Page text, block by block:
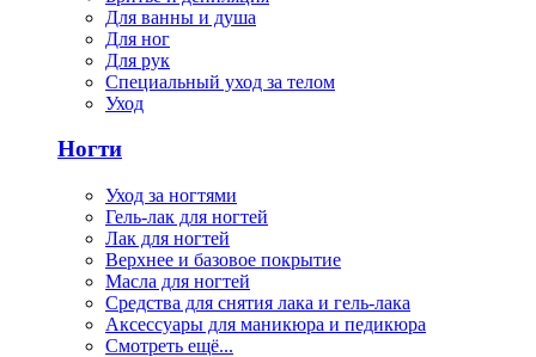
Для ванны и душа
Для ног
Для рук
Специальный уход за телом
Уход
Ногти
Уход за ногтями
Гель-лак для ногтей
Лак для ногтей
Верхнее и базовое покрытие
Масла для ногтей
Средства для снятия лака и гель-лака
Аксессуары для маникюра и педикюра
Смотреть ещё...